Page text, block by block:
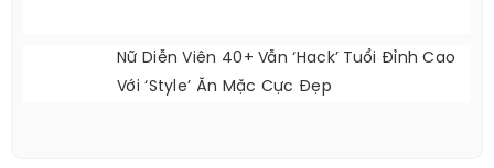
Nữ Diễn Viên 40+ Vẫn ‘hack’ Tuổi Đỉnh Cao
Với ‘style’ Ăn Mặc Cực Đẹp